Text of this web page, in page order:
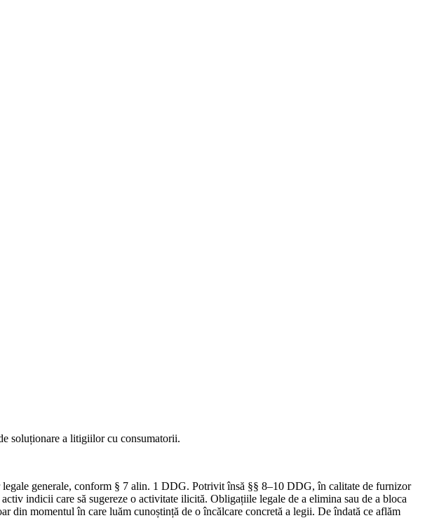
soluționare a litigiilor cu consumatorii.
generale, conform § 7 alin. 1 DDG. Potrivit însă §§ 8–10 DDG, în calitate de furnizor
indicii care să sugereze o activitate ilicită. Obligațiile legale de a elimina sau de a bloca
din momentul în care luăm cunoștință de o încălcare concretă a legii. De îndată ce aflăm